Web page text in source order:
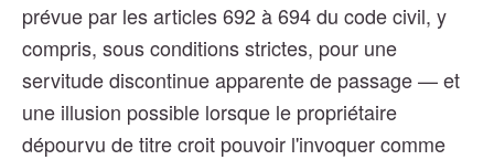
prévue par les articles 692 à 694 du code civil, y
compris, sous conditions strictes, pour une
servitude discontinue apparente de passage — et
une illusion possible lorsque le propriétaire
dépourvu de titre croit pouvoir l'invoquer comme